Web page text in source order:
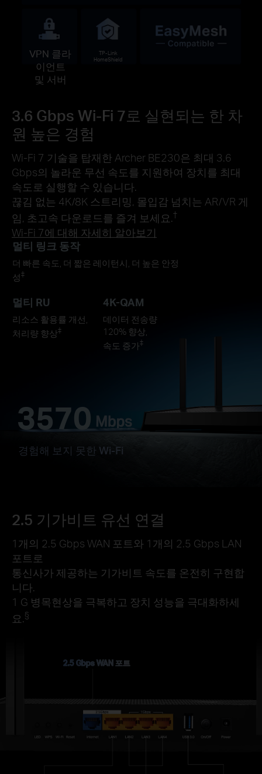
VPN 클라
이언트
및 서버
TP-Link
HomeShield
3.6 Gbps Wi-Fi 7로 실현되는 한 차
원 높은 경험
Wi-Fi 7 기술을 탑재한 Archer BE230은 최대 3.6
Gbps의 놀라운 무선 속도를 지원하여 장치를 최대
속도로 실행할 수 있습니다.
끊김 없는 4K/8K 스트리밍, 몰입감 넘치는 AR/VR 게
임, 초고속 다운로드를 즐겨 보세요.†
Wi-Fi 7에 대해 자세히 알아보기
멀티 링크 동작
더 빠른 속도, 더 짧은 레이턴시, 더 높은 안정
성‡
멀티 RU
리소스 활용률 개선,
처리량 향상‡
4K-QAM
데이터 전송량
120% 향상,
속도 증가‡
3570
경험해 보지 못한 Wi-Fi
2.5 기가비트 유선 연결
1개의 2.5 Gbps WAN 포트와 1개의 2.5 Gbps LAN
포트로
통신사가 제공하는 기가비트 속도를 온전히 구현합
니다.
1 G 병목현상을 극복하고 장치 성능을 극대화하세
요.§
2.5 Gbps WAN 포트